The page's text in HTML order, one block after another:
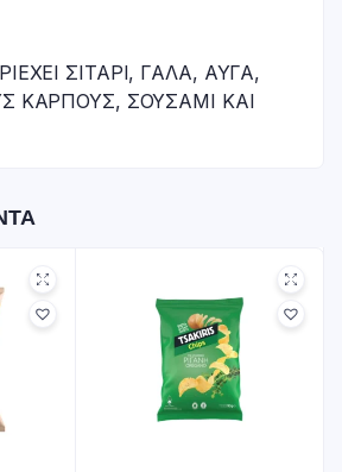
ΣΙΤΑΡΙ, ΓΑΛΑ, ΑΥΓΑ,
ΚΑΡΠΟΥΣ, ΣΟΥΣΑΜΙ ΚΑΙ